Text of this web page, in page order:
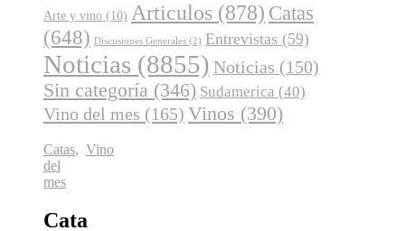
Arte y vino (10) Articulos (878) Catas
(648) Discusiones Generales (2) Entrevistas (59)
Noticias (8855) Noticias (150)
Sin categoría (346) Sudamerica (40)
Vino del mes (165) Vinos (390)
Catas, Vino
del
mes
Cata